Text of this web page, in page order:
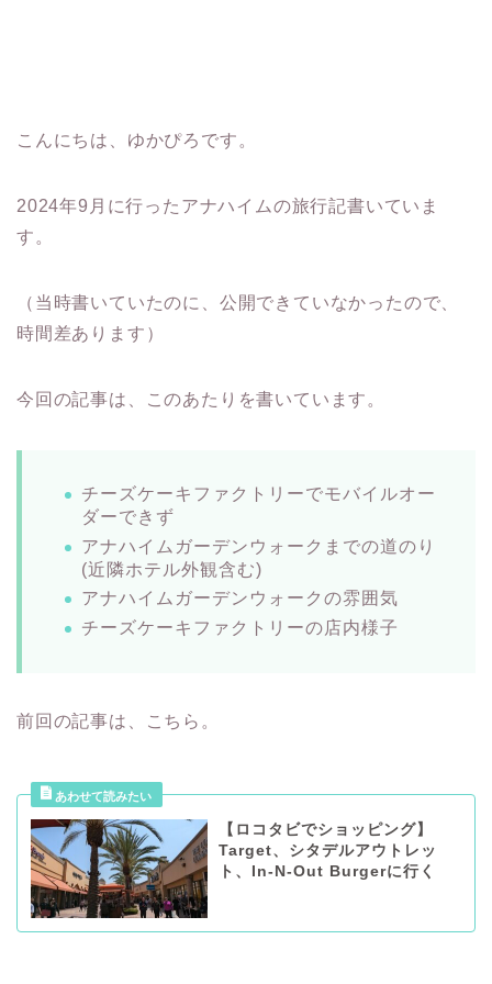
こんにちは、ゆかぴろです。
2024年9月に行ったアナハイムの旅行記書いていま
す。
（当時書いていたのに、公開できていなかったので、
時間差あります）
今回の記事は、このあたりを書いています。
チーズケーキファクトリーでモバイルオー
ダーできず
アナハイムガーデンウォークまでの道のり
(近隣ホテル外観含む)
アナハイムガーデンウォークの雰囲気
チーズケーキファクトリーの店内様子
前回の記事は、こちら。
【ロコタビでショッピング】
Target、シタデルアウトレッ
ト、In-N-Out Burgerに行く